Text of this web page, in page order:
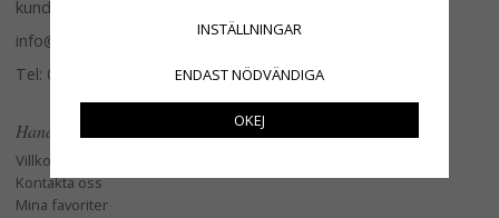
kundtjänst.
info@glasverandan.se
Tel: 079-3495968
Handla
Villkor
Kontakta oss
Mina favoriter
INSTÄLLNINGAR
ENDAST NÖDVÄNDIGA
OKEJ